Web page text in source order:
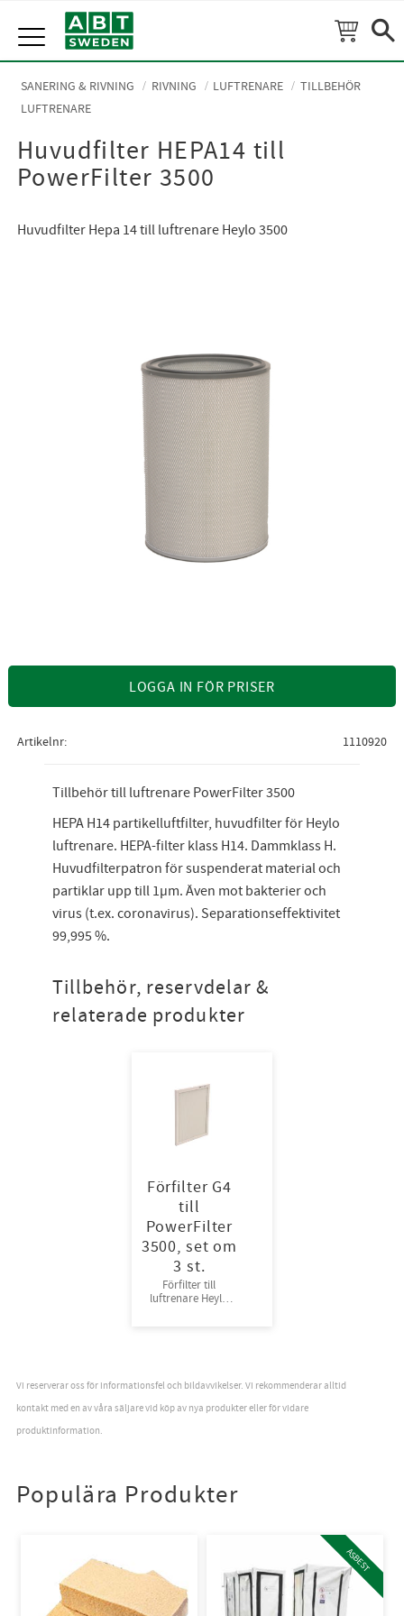
Meny
SANERING & RIVNING RIVNING LUFTRENARE
TILLBEHÖR
LUFTRENARE
Huvudfilter HEPA14 till
PowerFilter 3500
Huvudfilter Hepa 14 till luftrenare Heylo 3500
LOGGA IN FÖR PRISER
Artikelnr 1110920
Tillbehör till luftrenare PowerFilter 3500
HEPA H14 partikelluftfilter, huvudfilter för Heylo
luftrenare. HEPA-filter klass H14. Dammklass H.
Huvudfilterpatron för suspenderat material och
partiklar upp till 1µm. Även mot bakterier och
virus (t.ex. coronavirus). Separationseffektivitet
99,995 %.
Tillbehör, reservdelar &
relaterade produkter
Förfilter G4
till
PowerFilter
3500, set om
3 st.
Förfilter till
luftrenare Heylo
Vi reserverar oss för informationsfel och bildavvikelser. Vi rekommenderar alltid
kontakt med en av våra säljare vid köp av nya produkter eller för vidare
produktinformation.
Populära Produkter
ASBEST